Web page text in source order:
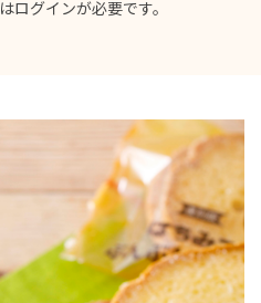
ログインが必要です。